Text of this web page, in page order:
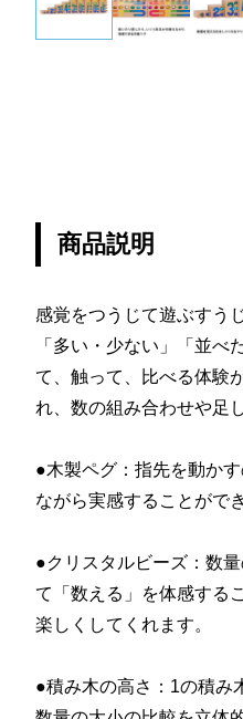
商品説明
感覚をつうじて遊ぶすう
「多い・少ない」「並
て、触って、比べる体験
れ、数の組み合わせや足
●木製ペグ：指先を動か
ながら実感することがで
●クリスタルビーズ：数
て「数える」を体感する
楽しくしてくれます。
●積み木の高さ：1の積み